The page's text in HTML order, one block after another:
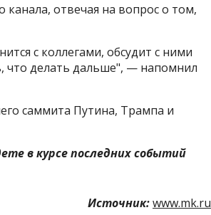
отвечая на вопрос о том,
с коллегами, обсудит с ними
что делать дальше", — напомнил
саммита Путина, Трампа и
в курсе последних событий
Источник:www.mk.ru